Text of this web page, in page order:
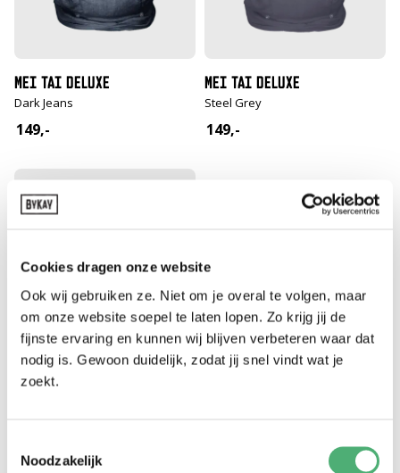
Cookies dragen onze website
Ook wij gebruiken ze. Niet om je overal te volgen, maar
om onze website soepel te laten lopen. Zo krijg jij de
fijnste ervaring en kunnen wij blijven verbeteren waar dat
nodig is. Gewoon duidelijk, zodat jij snel vindt wat je
zoekt.
Noodzakelijk
MEI TAI DELUXE
Dark Jeans
149,-
MEI TAI DELUXE
Steel Grey
149,-
139,-